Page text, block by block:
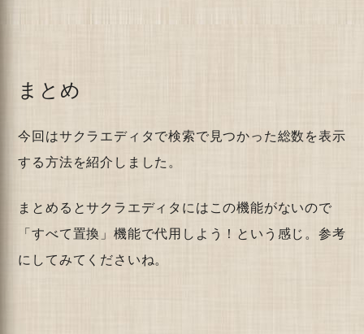
まとめ
今回はサクラエディタで検索で見つかった総数を表示
する方法を紹介しました。
まとめるとサクラエディタにはこの機能がないので
「すべて置換」機能で代用しよう！という感じ。参考
にしてみてくださいね。